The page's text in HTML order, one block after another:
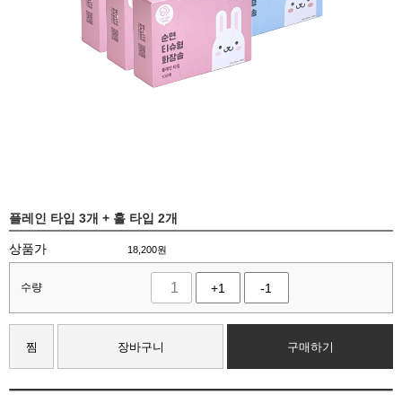
플레인 타입 3개 + 홀 타입 2개
상품가 18,200원
수량 +1 -1
찜 장바구니 구매하기